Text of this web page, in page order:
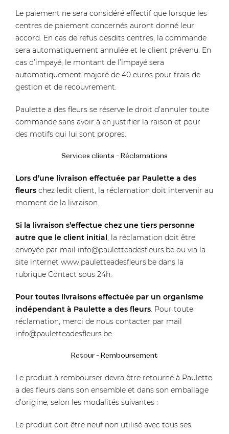
Le paiement ne sera considéré effectif que lorsque les
centres de paiement concernés auront donné leur
accord. En cas de refus desdits centres, la commande
sera automatiquement annulée et le client prévenu. En
cas d’impayé, le montant de l’impayé sera
automatiquement majoré de 40 euros pour frais de
gestion et de recouvrement.
Paulette a des fleurs se réserve le droit d’annuler toute
commande sans avoir à en justifier la raison et pour
des motifs qui lui sont propres.
Services clients – Réclamations
Lors d’une livraison effectuée par Paulette a des
fleurs chez ledit client, la réclamation doit intervenir au
moment de la livraison.
Si la livraison s’effectue chez une tiers personne
autre que le client initial, la réclamation doit être
envoyée par mail info@pauletteadesfleurs.be ou via la
site internet www.pauletteadesfleurs.be dans la
rubrique Contact sous 24h.
Pour toutes livraisons effectuée par un organisme
indépendant à Paulette a des fleurs. Pour toute
réclamation, merci de nous contacter par mail
info@pauletteadesfleurs.be
Retour – Remboursement
Le produit à rembourser devra être retourné à Paulette
a des fleurs dans son ensemble et dans son emballage
d’origine, selon les modalités suivantes :
Le produit doit être neuf non utilisé avec tous ses